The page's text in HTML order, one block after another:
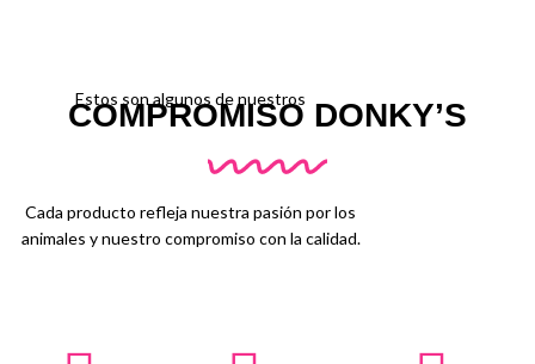
Estos son algunos de nuestros
COMPROMISO DONKY’S
Cada producto refleja nuestra pasión por los
animales y nuestro compromiso con la calidad.